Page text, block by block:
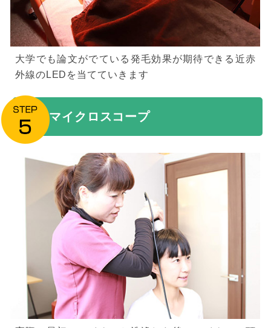
大学でも論文がでている発毛効果が期待できる近赤
外線のLEDを当てていきます
マイクロスコープ